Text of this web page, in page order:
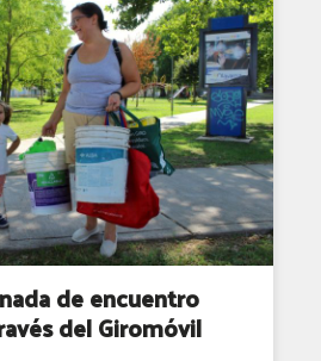
de encuentro
del Giromóvil